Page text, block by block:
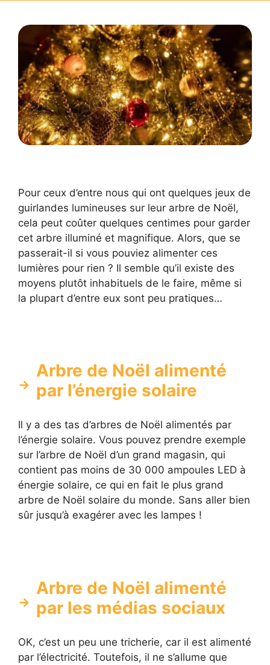
Pour ceux d’entre nous qui ont quelques jeux de
guirlandes lumineuses sur leur arbre de Noël,
cela peut coûter quelques centimes pour garder
cet arbre illuminé et magnifique. Alors, que se
passerait-il si vous pouviez alimenter ces
lumières pour rien ? Il semble qu’il existe des
moyens plutôt inhabituels de le faire, même si
la plupart d’entre eux sont peu pratiques…
Arbre de Noël alimenté
par l’énergie solaire
Il y a des tas d’arbres de Noël alimentés par
l’énergie solaire. Vous pouvez prendre exemple
sur l’arbre de Noël d’un grand magasin, qui
contient pas moins de 30 000 ampoules LED à
énergie solaire, ce qui en fait le plus grand
arbre de Noël solaire du monde. Sans aller bien
sûr jusqu’à exagérer avec les lampes !
Arbre de Noël alimenté
par les médias sociaux
OK, c’est un peu une tricherie, car il est alimenté
par l’électricité. Toutefois, il ne s’allume que